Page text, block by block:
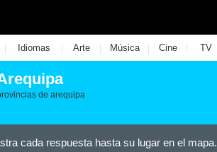
| Idiomas | Arte | Música | Cine | TV
de arequipa
cada respuesta hasta su lugar en el mapa.